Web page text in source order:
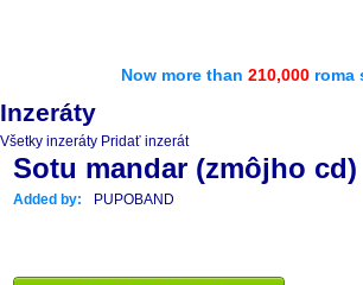
Now more than 210,000 roma
Inzeráty
Všetky inzeráty Pridať inzerát
Sotu mandar (zmôjho cd)
Added by: PUPOBAND